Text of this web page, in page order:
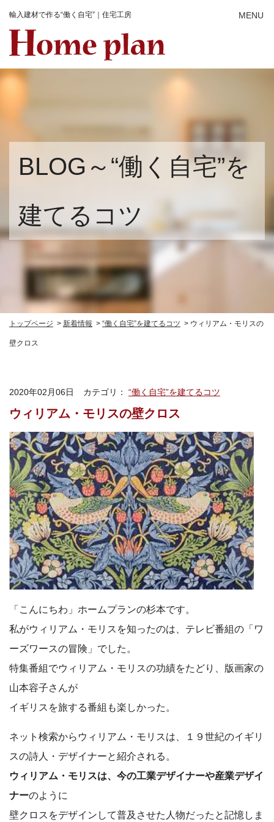
輸入建材で作る“働く自宅”｜住宅工房
BLOG～“働く自宅”を
建てるコツ
トップページ 新着情報 “働く自宅”を建てるコツ ウィリアム・モリスの
壁クロス
2020年02月06日 カテゴリ： “働く自宅”を建てるコツ
ウィリアム・モリスの壁クロス
「こんにちわ」ホームプランの杉本です。
私がウィリアム・モリスを知ったのは、テレビ番組の「ワ
ーズワースの冒険」でした。
特集番組でウィリアム・モリスの功績をたどり、版画家の
山本容子さんが
イギリスを旅する番組も楽しかった。
ネット検索からウィリアム・モリスは、１９世紀のイギリ
スの詩人・デザイナーと紹介される。
ウィリアム・モリスは、今の工業デザイナーや産業デザイ
ナーのように
壁クロスをデザインして普及させた人物だったと記憶しま